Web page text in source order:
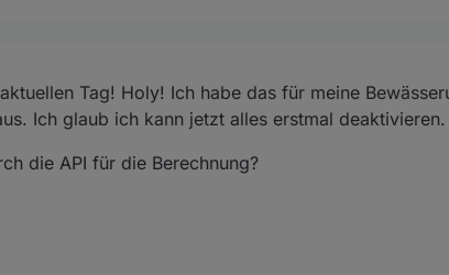
schon mal gestellt wurde (sorry), aber nochmal das Thema
enthalten.
sofort zur Erklärung:
adapter-daswetter/1517
issues/476
da geloggt, dass sunshine duration berechnet wird? Im log
Tag! Holy! Ich habe das für meine
Ich glaub ich kann jetzt alles erstmal deaktivieren.
die API für die Berechnung?